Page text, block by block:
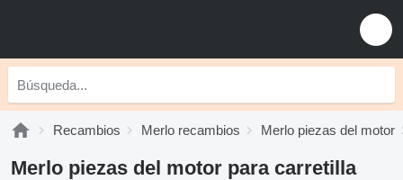
Recambios Merlo recambios Merlo piezas del motor
Merlo piezas del motor para carretilla